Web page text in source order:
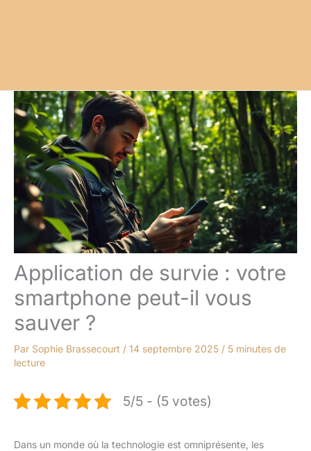
Application de survie : votre
smartphone peut-il vous
sauver ?
Par Sophie Brassecourt / 14 septembre 2025 / 5 minutes de
lecture
5/5 - (5 votes)
Dans un monde où la technologie est omniprésente, les